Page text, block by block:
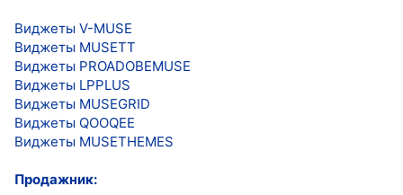
Виджеты V-MUSE
Виджеты MUSETT
Виджеты PROADOBEMUSE
Виджеты LPPLUS
Виджеты MUSEGRID
Виджеты QOOQEE
Виджеты MUSETHEMES
Продажник: